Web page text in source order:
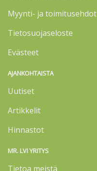
Myynti- ja toimitusehdot
Tietosuojaseloste
Evästeet
AJANKOHTAISTA
Uutiset
Artikkelit
Hinnastot
MR. LVI YRITYS
Tietoa meistä